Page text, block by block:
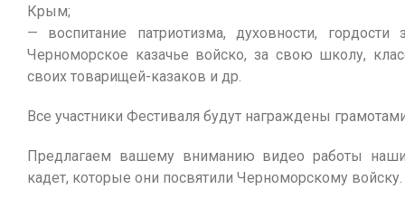
Крым;
— воспитание патриотизма, духовности, гордости
Черноморское казачье войско, за свою школу,
своих товарищей-казаков и др.
Все участники Фестиваля будут награждены
Предлагаем вашему вниманию видео работы
кадет, которые они посвятили Черноморскому войску.